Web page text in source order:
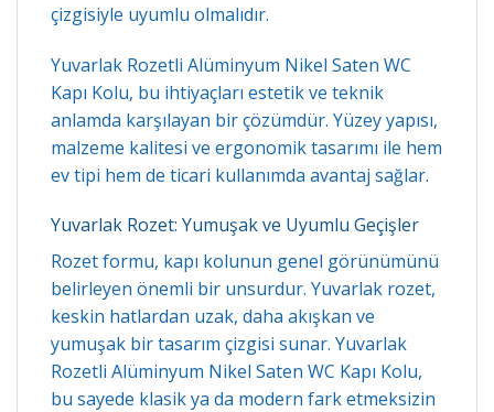
çizgisiyle uyumlu olmalıdır.
Yuvarlak Rozetli Alüminyum Nikel Saten WC
Kapı Kolu, bu ihtiyaçları estetik ve teknik
anlamda karşılayan bir çözümdür. Yüzey yapısı,
malzeme kalitesi ve ergonomik tasarımı ile hem
ev tipi hem de ticari kullanımda avantaj sağlar.
Yuvarlak Rozet: Yumuşak ve Uyumlu Geçişler
Rozet formu, kapı kolunun genel görünümünü
belirleyen önemli bir unsurdur. Yuvarlak rozet,
keskin hatlardan uzak, daha akışkan ve
yumuşak bir tasarım çizgisi sunar. Yuvarlak
Rozetli Alüminyum Nikel Saten WC Kapı Kolu,
bu sayede klasik ya da modern fark etmeksizin